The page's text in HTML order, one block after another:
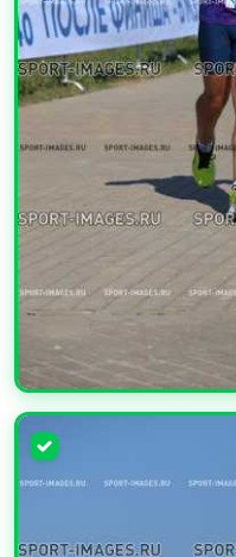
УВЕЛИЧИТЬ